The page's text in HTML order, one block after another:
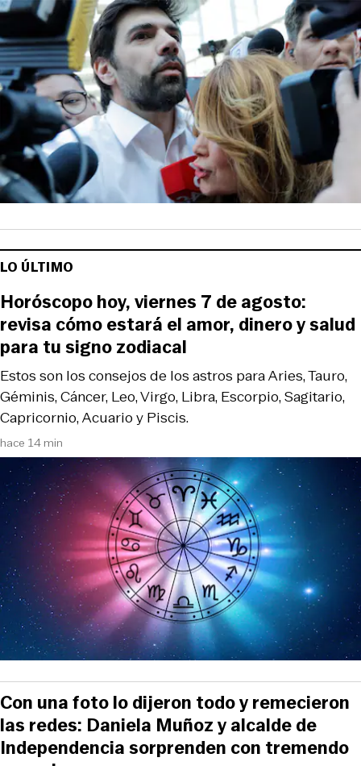
LO ÚLTIMO
hace 14 min
Estos son los consejos de los astros para Aries, Tauro,
Géminis, Cáncer, Leo, Virgo, Libra, Escorpio, Sagitario,
Capricornio, Acuario y Piscis.
Horóscopo hoy, viernes 7 de agosto:
revisa cómo estará el amor, dinero y salud
para tu signo zodiacal
Con una foto lo dijeron todo y remecieron
las redes: Daniela Muñoz y alcalde de
Independencia sorprenden con tremendo